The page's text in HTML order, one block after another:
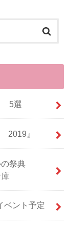
5選
2019』
祭典
庫
ベント予定